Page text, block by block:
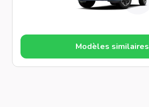
Modèles similaires